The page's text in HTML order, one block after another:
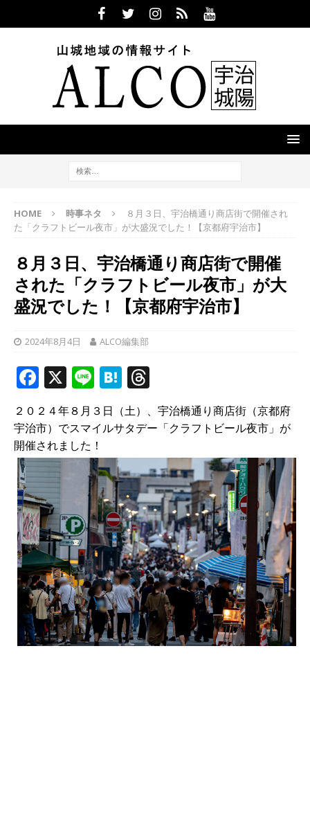
HOME 時事ネタ
８月３日、宇治橋通り商店街で開催され
た「クラフトビール夜市」が大盛況でした！【京都府宇治市】
８月３日、宇治橋通り商店街で開催
された「クラフトビール夜市」が大
盛況でした！【京都府宇治市】
2024年8月4日 ALCO編集部
F
a
c
e
b
o
o
k
X Li
n
e
H
at
e
n
a
h
r
a
d
s
２０２４年８月３日（土）、宇治橋通り商店街（京都府
宇治市）でスマイルサタデー「クラフトビール夜市」が
開催されました！